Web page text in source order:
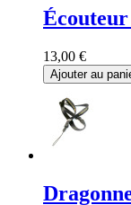
13,00 €
Ajouter au